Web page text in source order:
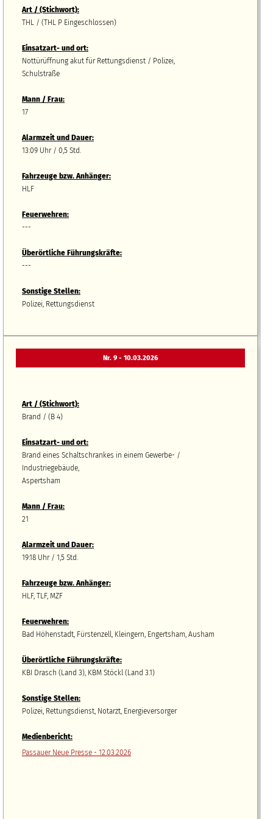
Art / (Stichwort):
THL / (THL P Eingeschlossen)
Einsatzart- und ort:
Nottürüffnung akut für Rettungsdienst / Polizei,
Schulstraße
Mann / Frau:
17
Alarmzeit und Dauer:
13:09 Uhr / 0,5 Std.
Fahrzeuge bzw.Anhänger:
HLF
Feuerwehren:
---
Überörtliche Führungskräfte:
---
Sonstige Stellen:
Polizei, Rettungsdienst
Nr. 9 - 10.03.2026
Art / (Stichwort):
Brand / (B 4)
Einsatzart- und ort:
Brand eines Schaltschrankes in einem Gewerbe- /
Industriegebäude,
Aspertsham
Mann / Frau:
21
Alarmzeit und Dauer:
19:18 Uhr / 1,5 Std.
Fahrzeuge bzw.Anhänger:
HLF, TLF, MZF
Feuerwehren:
Bad Höhenstadt, Fürstenzell, Kleingern, Engertsham, Ausham
Überörtliche Führungskräfte:
KBI Drasch (Land 3), KBM Stöckl (Land 3.1)
Sonstige Stellen:
Polizei, Rettungsdienst, Notarzt, Energieversorger
Medienbericht:
Passauer Neue Presse - 12.03.2026